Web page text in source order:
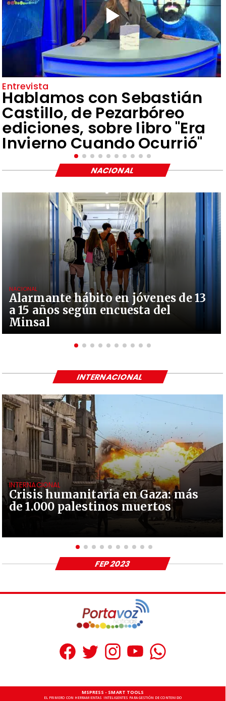
Entrevista
Hablamos con Sebastián
Castillo, de Pezarbóreo
ediciones, sobre libro "Era
Invierno Cuando Ocurrió"
Alarmante hábito en jóvenes de 13
a 15 años según encuesta del
Minsal
NACIONAL
NACIONAL
Crisis humanitaria en Gaza: más
de 1.000 palestinos muertos
INTERNACIONAL
INTERNACIONAL
FEP 2023
MSPRESS - SMART TOOLS
EL PRIMERO CON HERRAMIENTAS INTELIGENTES PARA GESTIÓN DE CONTENIDO